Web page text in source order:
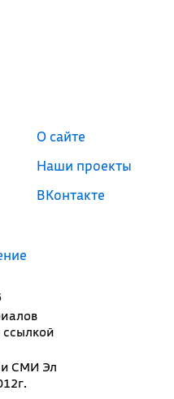
ссылкой
СМИ Эл
О сайте
Наши проекты
ВКонтакте